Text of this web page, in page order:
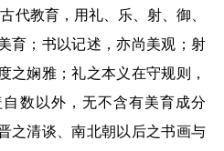
代教育，用礼、乐、射、御、
育；书以记述，亦尚美观；射
之娴雅；礼之本义在守规则，
数以外，无不含有美育成分
之清谈、南北朝以后之书画与